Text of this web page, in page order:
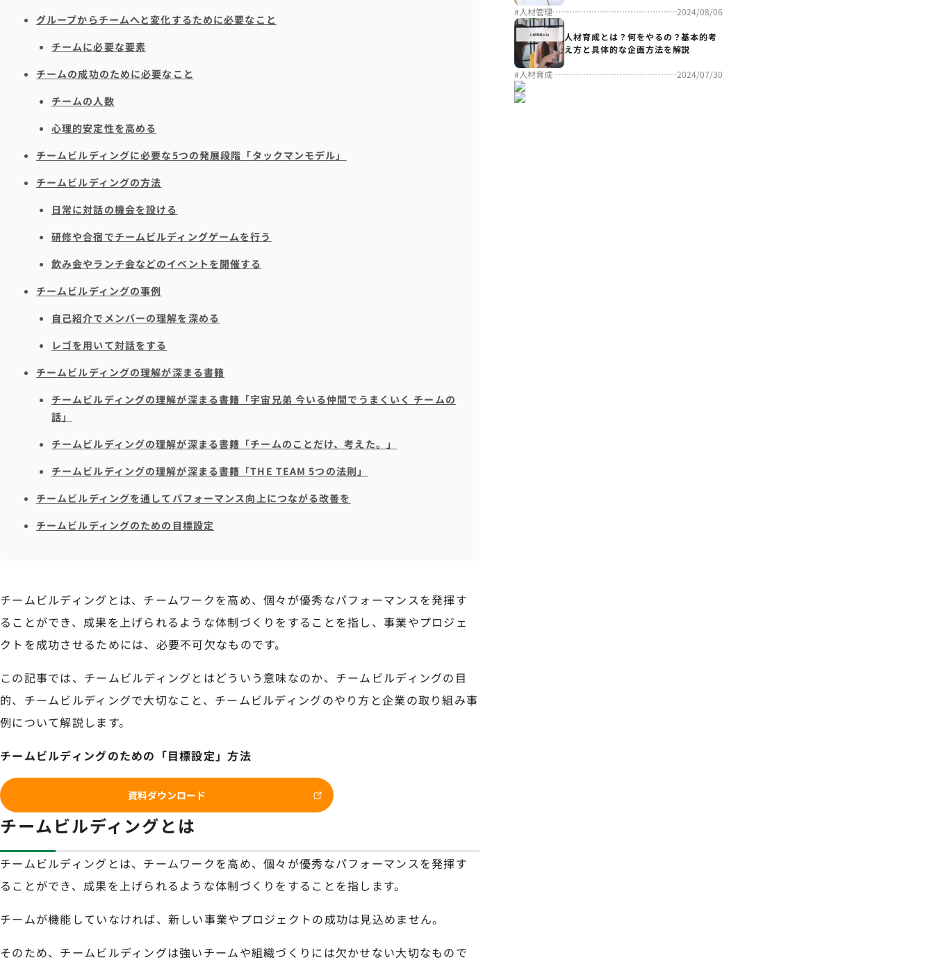
グループからチームへと変化するために必要なこと
チームに必要な要素
チームの成功のために必要なこと
チームの人数
心理的安定性を高める
チームビルディングに必要な5つの発展段階「タックマンモデル」
チームビルディングの方法
日常に対話の機会を設ける
研修や合宿でチームビルディングゲームを行う
飲み会やランチ会などのイベントを開催する
チームビルディングの事例
自己紹介でメンバーの理解を深める
レゴを用いて対話をする
チームビルディングの理解が深まる書籍
チームビルディングの理解が深まる書籍「宇宙兄弟 今いる仲間でうまくいく チームの
話」
チームビルディングの理解が深まる書籍「チームのことだけ、考えた。」
チームビルディングの理解が深まる書籍「THE TEAM 5つの法則」
チームビルディングを通してパフォーマンス向上につながる改善を
チームビルディングのための目標設定
チームビルディングとは、チームワークを高め、個々が優秀なパフォーマンスを発揮す
ることができ、成果を上げられるような体制づくりをすることを指し、事業やプロジェ
クトを成功させるためには、必要不可欠なものです。
この記事では、チームビルディングとはどういう意味なのか、チームビルディングの目
的、チームビルディングで大切なこと、チームビルディングのやり方と企業の取り組み事
例について解説します。
チームビルディングのための「目標設定」方法
資料ダウンロード
チームビルディングとは
チームビルディングとは、チームワークを高め、個々が優秀なパフォーマンスを発揮す
ることができ、成果を上げられるような体制づくりをすることを指します。
チームが機能していなければ、新しい事業やプロジェクトの成功は見込めません。
そのため、チームビルディングは強いチームや組織づくりには欠かせない大切なもので
#人材管理 2024/08/06
人材育成とは？何をやるの？基本的考
え方と具体的な企画方法を解説
#人材育成 2024/07/30